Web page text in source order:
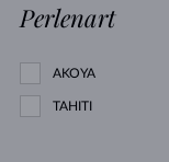
Perlenart
AKOYA
TAHITI